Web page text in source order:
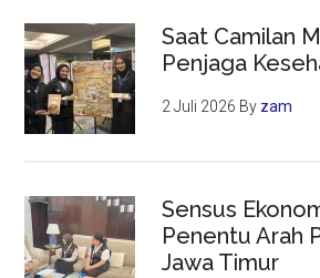
Saat Camilan
Penjaga
2 Juli 2026 By zam
Sensus
Penentu Arah
Jawa Timur